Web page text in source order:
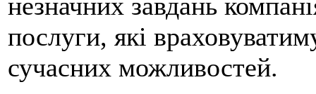
послуги, які
сучасних можливостей.